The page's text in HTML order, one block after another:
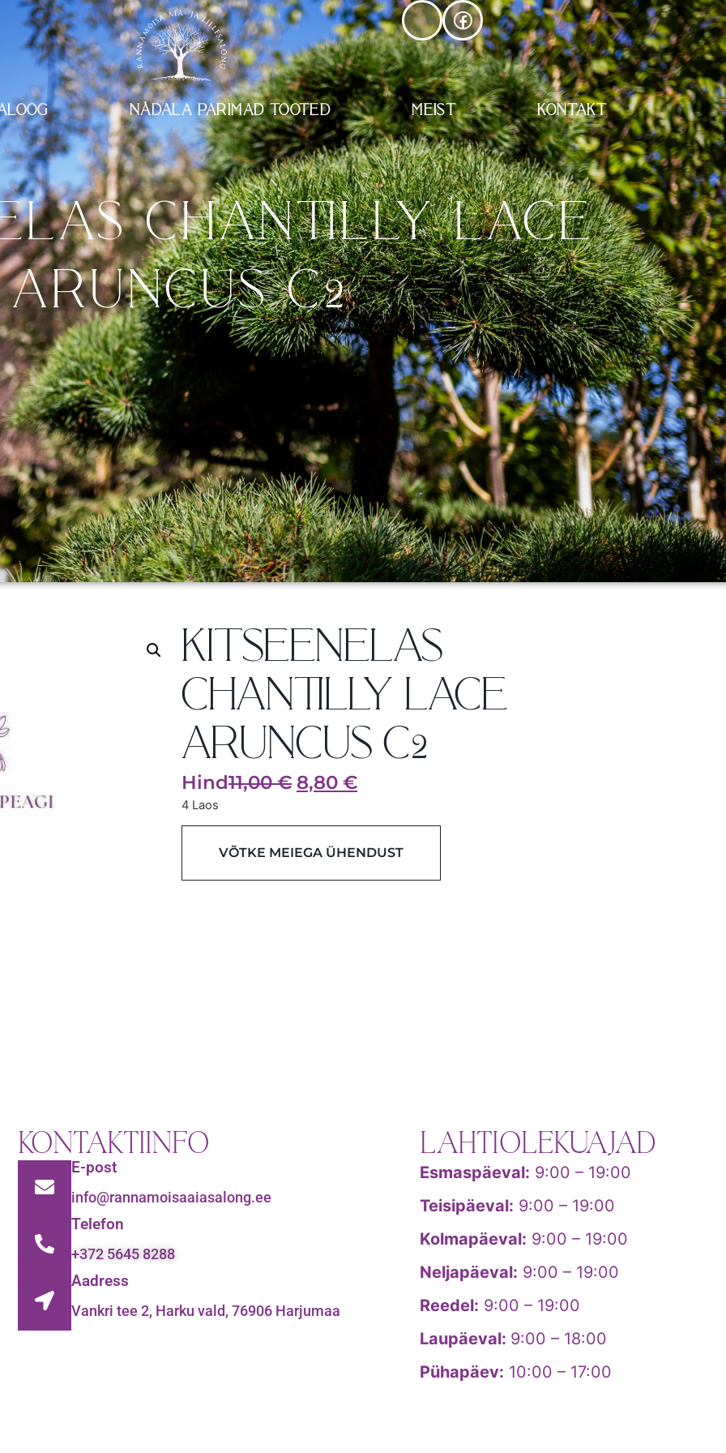
NÄDALA PARIMAD TOOTED MEIST KONTAKT
CHANTILLY LACE
ARUNCUS C2
KITSEENELAS
CHANTILLY LACE
ARUNCUS C2
Hind11,00€ 8,80 €
4 Laos
VÕTKE MEIEGA ÜHENDUST
KONTAKTIINFO
E-post
info@rannamoisaaiasalong.ee
Telefon
+372 5645 8288
Aadress
Vankri tee 2, Harku vald, 76906 Harjumaa
LAHTIOLEKUAJAD
Esmaspäeval: 9:00 – 19:00
Teisipäeval: 9:00 – 19:00
Kolmapäeval: 9:00 – 19:00
Neljapäeval: 9:00 – 19:00
Reedel: 9:00 – 19:00
Laupäeval: 9:00 – 18:00
Pühapäev: 10:00 – 17:00